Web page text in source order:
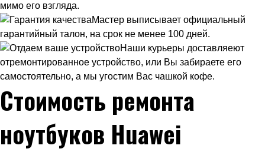
мимо его взгляда.
Мастер выписывает официальный
гарантийный талон, на срок не менее 100 дней.
Наши курьеры доставляеют
отремонтированное устройство, или Вы забираете его
самостоятельно, а мы угостим Вас чашкой кофе.
Стоимость ремонта
ноутбуков Huawei